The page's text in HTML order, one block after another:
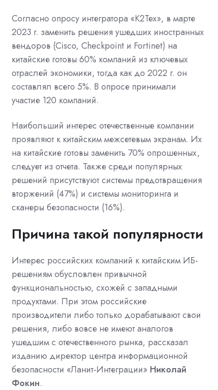
Согласно опросу интегратора «К2Тех», в марте
2023 г. заменить решения ушедших иностранных
вендоров (Cisco, Checkpoint и Fortinet) на
китайские готовы 60% компаний из ключевых
отраслей экономики, тогда как до 2022 г. он
составлял всего 5%. В опросе принимали
участие 120 компаний.
Наибольший интерес отечественные компании
проявляют к китайским межсетевым экранам. Их
на китайские готовы заменить 70% опрошенных,
следует из отчета. Также среди популярных
решений присутствуют системы предотвращения
вторжений (47%) и системы мониторинга и
сканеры безопасности (16%).
Причина такой популярности
Интерес российских компаний к китайским ИБ-
решениям обусловлен привычной
функциональностью, схожей с западными
продуктами. При этом российские
производители либо только дорабатывают свои
решения, либо вовсе не имеют аналогов
ушедшим с отечественного рынка, рассказал
изданию директор центра информационной
безопасности «Ланит-Интеграции» Николай
Фокин.